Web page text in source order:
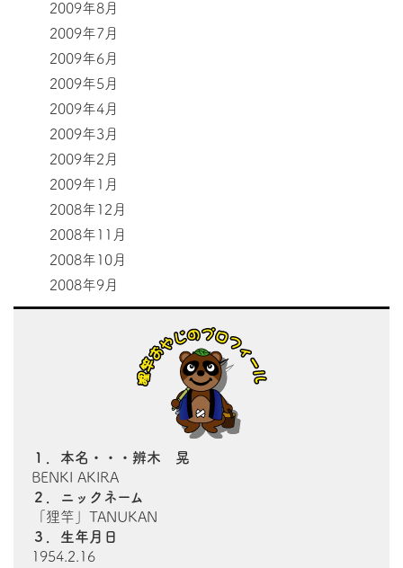
2009年8月
2009年7月
2009年6月
2009年5月
2009年4月
2009年3月
2009年2月
2009年1月
2008年12月
2008年11月
2008年10月
2008年9月
１．本名・・・辨木 晃
BENKI AKIRA
２．ニックネーム
「狸竿」TANUKAN
３．生年月日
1954.2.16